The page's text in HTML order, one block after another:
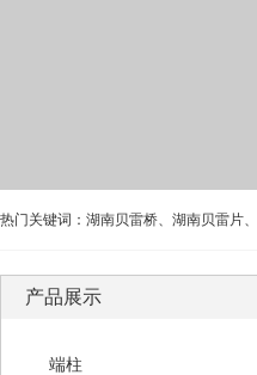
热门关键词： 湖南贝雷桥、 湖南贝雷片、
产品展示
端柱